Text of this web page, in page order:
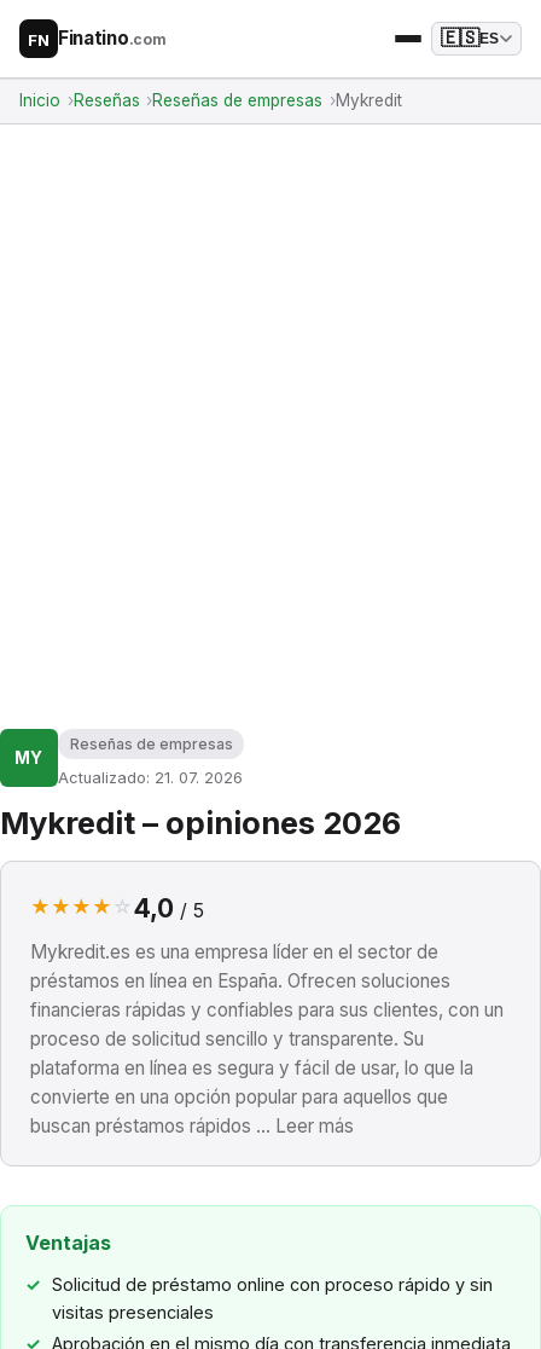
FN Finatino.com 🇪🇸ES
Inicio Reseñas Reseñas de empresas Mykredit
MY
Reseñas de empresas
Actualizado: 21. 07. 2026
Mykredit – opiniones 2026
★ ★ ★ ★ ☆ 4,0 / 5
Mykredit.es es una empresa líder en el sector de
préstamos en línea en España. Ofrecen soluciones
financieras rápidas y confiables para sus clientes, con un
proceso de solicitud sencillo y transparente. Su
plataforma en línea es segura y fácil de usar, lo que la
convierte en una opción popular para aquellos que
buscan préstamos rápidos ... Leer más
Ventajas
Solicitud de préstamo online con proceso rápido y sin
visitas presenciales
Aprobación en el mismo día con transferencia inmediata